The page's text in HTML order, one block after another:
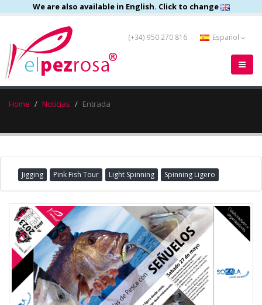
We are also available in English. Click to change
(+34) 950 270 816 Español
Home Noticias Entrada
Jigging Pink Fish Tour Light Spinning Spinning Ligero